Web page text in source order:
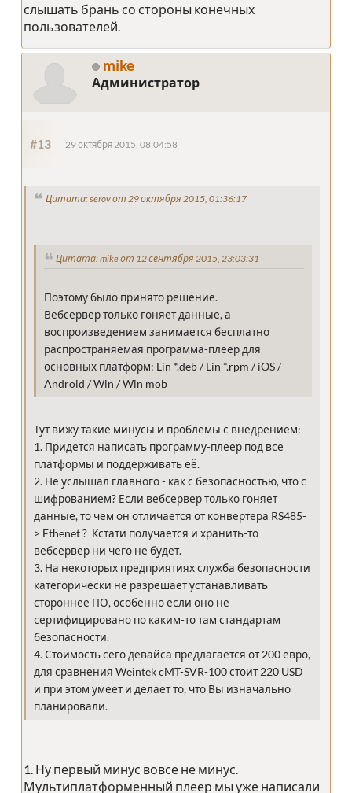
слышать брань со стороны конечных
пользователей.
mike
Администратор
#13 29 октября 2015, 08:04:58
Цитата: serov от 29 октября 2015, 01:36:17
Цитата: mike от 12 сентября 2015, 23:03:31
Поэтому было принято решение.
Вебсервер только гоняет данные, а
воспроизведением занимается бесплатно
распространяемая программа-плеер для
основных платформ: Lin *.deb / Lin *.rpm / iOS /
Android / Win / Win mob
Тут вижу такие минусы и проблемы с внедрением:
1. Придется написать программу-плеер под все
платформы и поддерживать её.
2. Не услышал главного - как с безопасностью, что с
шифрованием? Если вебсервер только гоняет
данные, то чем он отличается от конвертера RS485-
> Ethenet ? Кстати получается и хранить-то
вебсервер ни чего не будет.
3. На некоторых предприятиях служба безопасности
категорически не разрешает устанавливать
стороннее ПО, особенно если оно не
сертифицировано по каким-то там стандартам
безопасности.
4. Стоимость сего девайса предлагается от 200 евро,
для сравнения Weintek cMT-SVR-100 стоит 220 USD
и при этом умеет и делает то, что Вы изначально
планировали.
1. Ну первый минус вовсе не минус.
Мультиплатформенный плеер мы уже написали